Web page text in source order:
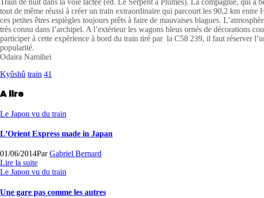
Train de nuit dans la voie lactée (éd. Le Serpent à Plumes). La compagnie, qui a
tout de même réussi à créer un train extraordinaire qui parcourt les 90,2 km
ces petites êtres espiègles toujours prêts à faire de mauvaises blagues.
très connu dans l’archipel. A l’extérieur les wagons bleus ornés de décorations
participer à cette expérience à bord du train tiré par la C58 239, il faut réserver
popularité.
Odaira Namihei
Kyûshû train 41
A lire
Le Japon vu du train
L’Orient Express made in Japan
01/06/2014Par Gabriel Bernard
Lire la suite
Le Japon vu du train
Une gare pas comme les autres